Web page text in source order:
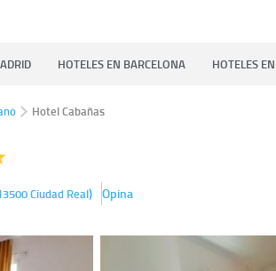
HOTELES EN BARCELONA HOTELES
Hotel Cabañas
Ciudad Real) Opina